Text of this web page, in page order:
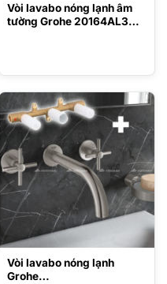
Vòi lavabo nóng lạnh âm
tường Grohe 20164AL3
Vòi lavabo nóng lạnh
Grohe